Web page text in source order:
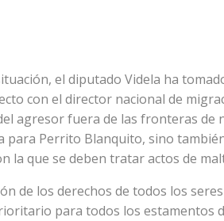
el diputado Videla ha
con el director nacional de
agresor fuera de las fronteras de
para Perrito Blanquito, sino
la que se deben tratar actos de
de los derechos de todos los
para todos los estamentos